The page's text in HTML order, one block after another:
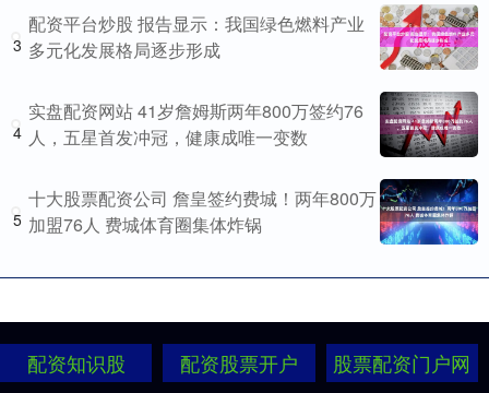
3
配资平台炒股 报告显示：我国绿色燃料产业
多元化发展格局逐步形成
4
实盘配资网站 41岁詹姆斯两年800万签约76
人，五星首发冲冠，健康成唯一变数
5
十大股票配资公司 詹皇签约费城！两年800万
加盟76人 费城体育圈集体炸锅
配资知识股 配资股票开户 股票配资门户网